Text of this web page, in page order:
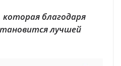
благодаря
лучшей